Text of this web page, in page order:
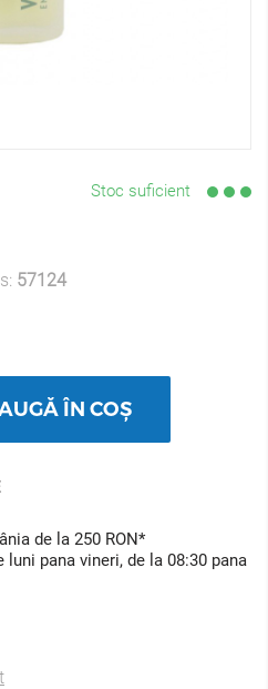
Stoc suficient
57124
ÎN COȘ
de la 250 RON*
pana vineri, de la 08:30 pana